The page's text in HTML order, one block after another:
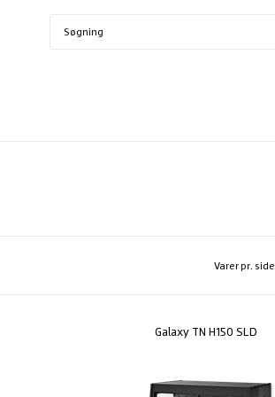
Varer pr. side
Galaxy TN H150 SLD